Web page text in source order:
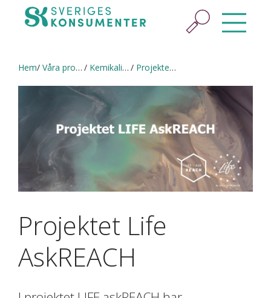
Hem Våra projekt Kemikalieappen Projektet Life AskREACH
Projektet Life
AskREACH